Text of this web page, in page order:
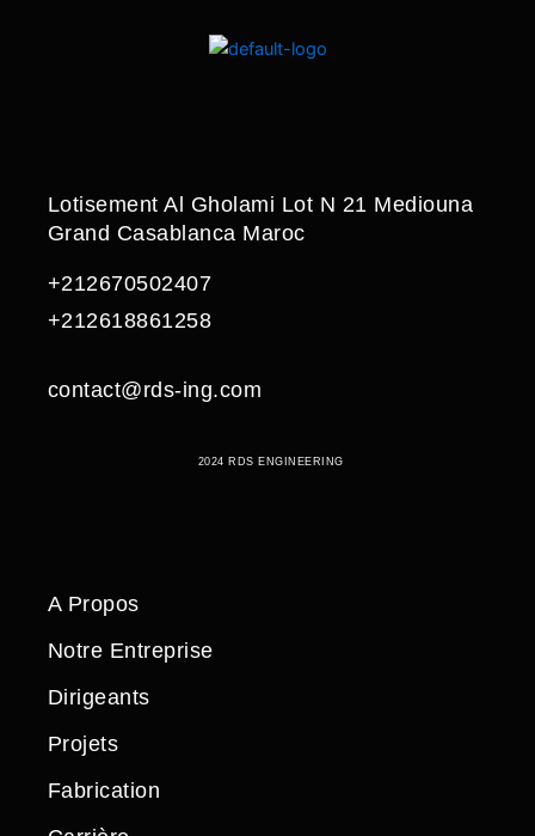
Lotisement Al Gholami Lot N 21 Mediouna
Grand Casablanca Maroc
+212670502407
+212618861258
contact@rds-ing.com
2024 RDS ENGINEERING
A Propos
Notre Entreprise
Dirigeants
Projets
Fabrication